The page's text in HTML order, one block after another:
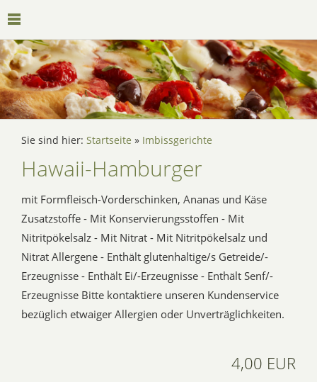
Sie sind hier: Startseite » Imbissgerichte
Hawaii-Hamburger
mit Formfleisch-Vorderschinken, Ananas und Käse
Zusatzstoffe - Mit Konservierungsstoffen - Mit
Nitritpökelsalz - Mit Nitrat - Mit Nitritpökelsalz und
Nitrat Allergene - Enthält glutenhaltige/s Getreide/-
Erzeugnisse - Enthält Ei/-Erzeugnisse - Enthält Senf/-
Erzeugnisse Bitte kontaktiere unseren Kundenservice
bezüglich etwaiger Allergien oder Unverträglichkeiten.
4,00 EUR